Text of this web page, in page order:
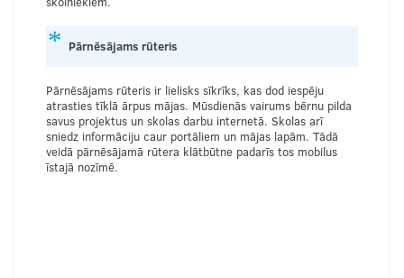
Pārnēsājams rūteris
Pārnēsājams rūteris ir lielisks sīkrīks, kas dod iespēju
atrasties tīklā ārpus mājas. Mūsdienās vairums bērnu pilda
savus projektus un skolas darbu internetā. Skolas arī
sniedz informāciju caur portāliem un mājas lapām. Tādā
veidā pārnēsājamā rūtera klātbūtne padarīs tos mobilus
īstajā nozīmē.